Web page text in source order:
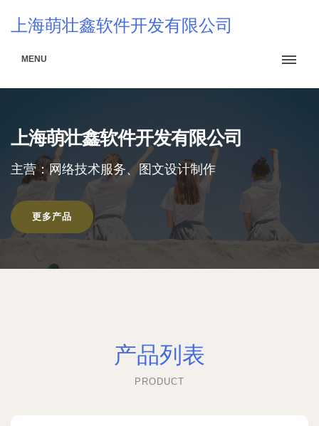
上海萌壮鑫软件开发有限公司
MENU
上海萌壮鑫软件开发有限公司
主营：网络技术服务、图文设计制作
更多产品
产品列表
PRODUCT